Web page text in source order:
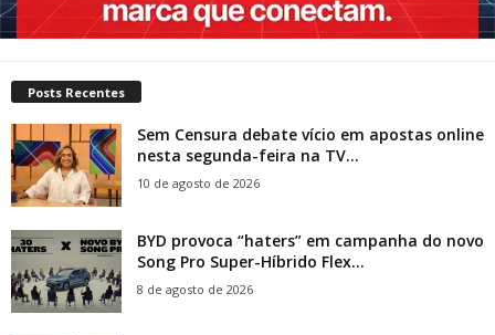
Posts Recentes
Sem Censura debate vício em apostas online
nesta segunda-feira na TV...
10 de agosto de 2026
BYD provoca “haters” em campanha do novo
Song Pro Super-Híbrido Flex...
8 de agosto de 2026